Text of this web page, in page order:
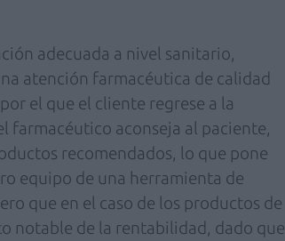
adecuada a nivel sanitario,
atención farmacéutica de calidad
el que el cliente regrese a la
farmacéutico aconseja al paciente,
recomendados, lo que pone
equipo de una herramienta de
que en el caso de los productos de
notable de la rentabilidad, dado que